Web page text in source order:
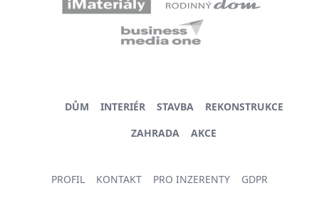
DŮM INTERIÉR STAVBA
REKONSTRUKCE
ZAHRADA
AKCE
PROFIL KONTAKT PRO INZERENTY GDPR